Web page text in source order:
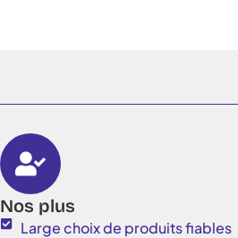
Nos plus
Large choix de produits fiables